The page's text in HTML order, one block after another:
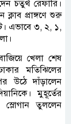
চতুর্থ রেফারি।
প্রাঙ্গণে শুরু
এভাবে ৩, ২, ১,
খেলা শেষ
মতিঝিলের
উঠে দাঁড়ালেন
মুহূর্তের
স্লোগান তুললেন